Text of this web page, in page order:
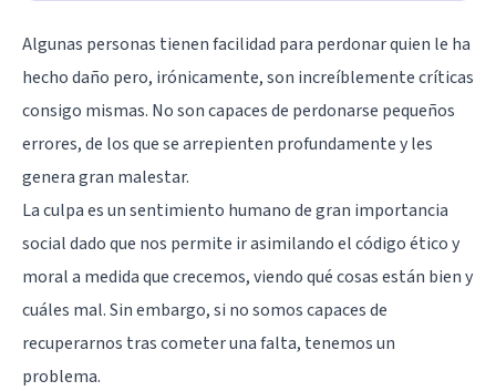
Algunas personas tienen facilidad para perdonar quien le ha
hecho daño pero, irónicamente, son increíblemente críticas
consigo mismas. No son capaces de perdonarse pequeños
errores, de los que se arrepienten profundamente y les
genera gran malestar.
La culpa es un sentimiento humano de gran importancia
social dado que nos permite ir asimilando el código ético y
moral a medida que crecemos, viendo qué cosas están bien y
cuáles mal. Sin embargo, si no somos capaces de
recuperarnos tras cometer una falta, tenemos un
problema.